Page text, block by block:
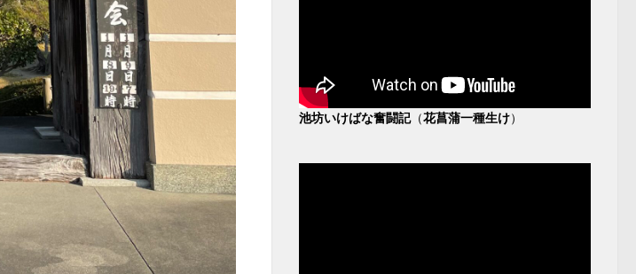
池坊いけばな奮闘記（花菖蒲一種生け）